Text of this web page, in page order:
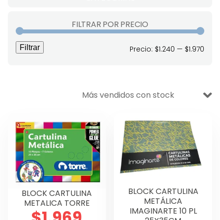
VENTA BODEGA
DESECHABLES
Oficina
Manualidades
Didáctico
Lettering y Diseño
Papelería
FILTRAR POR PRECIO
Filtrar Precio: $1.240 — $1.970
BLOCK CARTULINA
METALICA TORRE
BLOCK CARTULINA
METÁLICA
IMAGINARTE 10 PL